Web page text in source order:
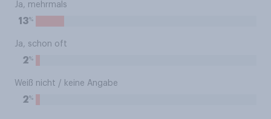
Ja, mehrmals
13%
Ja, schon oft
2%
Weiß nicht / keine Angabe
2%